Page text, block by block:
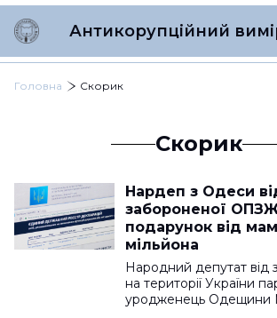
Антикорупційний
Головна Скорик
Скорик
Нардеп з Одеси
забороненої
подарунок від
мільйона
Народний депутат від
на території України
уродженець Одещини